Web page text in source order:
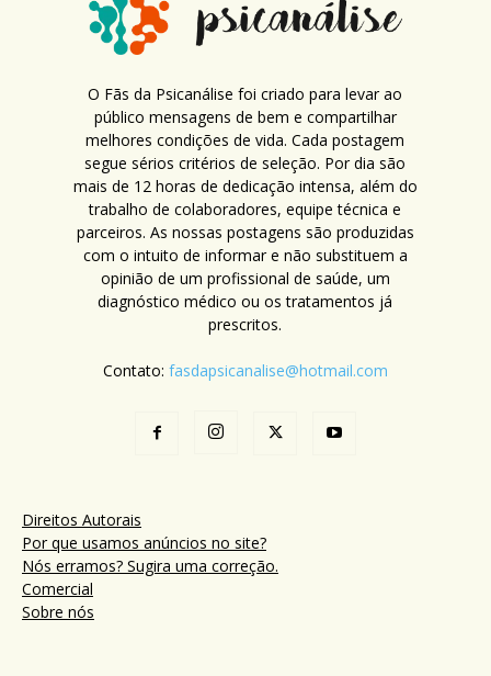
O Fãs da Psicanálise foi criado para levar ao
público mensagens de bem e compartilhar
melhores condições de vida. Cada postagem
segue sérios critérios de seleção. Por dia são
mais de 12 horas de dedicação intensa, além do
trabalho de colaboradores, equipe técnica e
parceiros. As nossas postagens são produzidas
com o intuito de informar e não substituem a
opinião de um profissional de saúde, um
diagnóstico médico ou os tratamentos já
prescritos.
Contato: fasdapsicanalise@hotmail.com
Direitos Autorais
Por que usamos anúncios no site?
Nós erramos? Sugira uma correção.
Comercial
Sobre nós